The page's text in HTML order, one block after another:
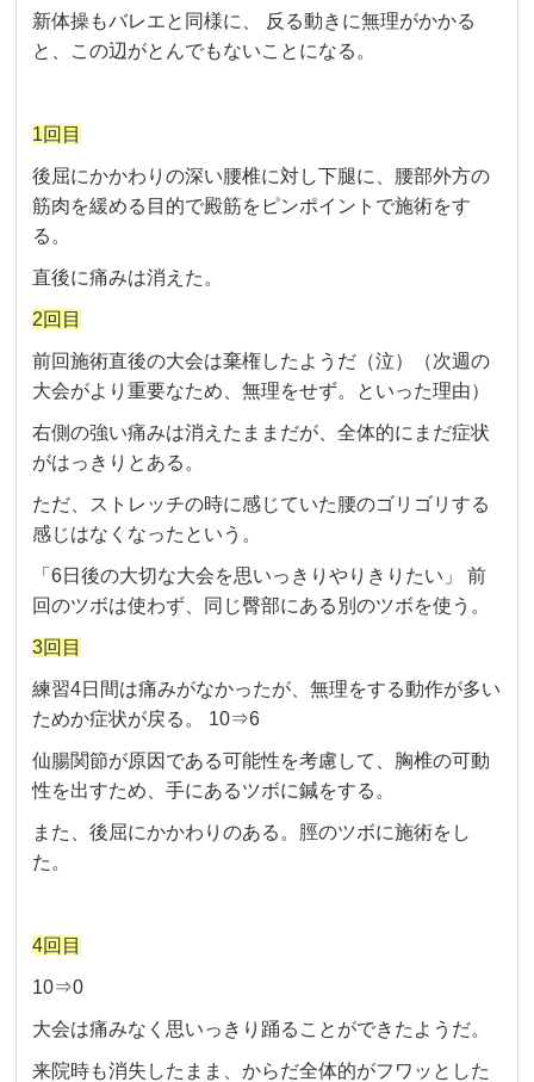
新体操もバレエと同様に、 反る動きに無理がかかる
と、この辺がとんでもないことになる。
1回目
後屈にかかわりの深い腰椎に対し下腿に、腰部外方の
筋肉を緩める目的で殿筋をピンポイントで施術をす
る。
直後に痛みは消えた。
2回目
前回施術直後の大会は棄権したようだ（泣）（次週の
大会がより重要なため、無理をせず。といった理由）
右側の強い痛みは消えたままだが、全体的にまだ症状
がはっきりとある。
ただ、ストレッチの時に感じていた腰のゴリゴリする
感じはなくなったという。
「6日後の大切な大会を思いっきりやりきりたい」 前
回のツボは使わず、同じ臀部にある別のツボを使う。
3回目
練習4日間は痛みがなかったが、無理をする動作が多い
ためか症状が戻る。 10⇒6
仙腸関節が原因である可能性を考慮して、胸椎の可動
性を出すため、手にあるツボに鍼をする。
また、後屈にかかわりのある。脛のツボに施術をし
た。
4回目
10⇒0
大会は痛みなく思いっきり踊ることができたようだ。
来院時も消失したまま、からだ全体的がフワッとした